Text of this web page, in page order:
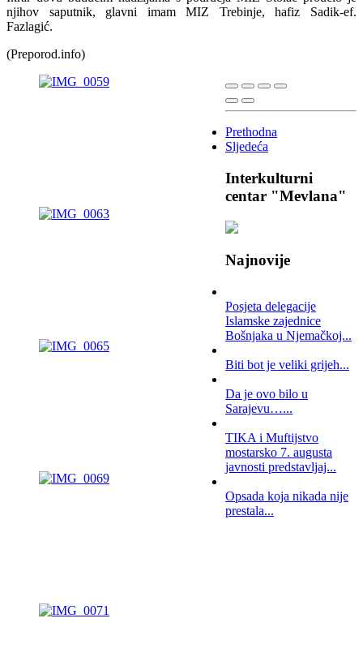
njihov saputnik, glavni imam MIZ Trebinje, hafiz Sadik-ef.
Fazlagić.
(Preporod.info)
Prethodna
Sljedeća
Interkulturni
centar "Mevlana"
Najnovije
Posjeta delegacije
Islamske zajednice
Bošnjaka u Njemačkoj...
Biti bot je veliki grijeh...
Da je ovo bilo u
Sarajevu…...
TIKA i Muftijstvo
mostarsko 7. augusta
javnosti predstavljaj...
Opsada koja nikada nije
prestala...